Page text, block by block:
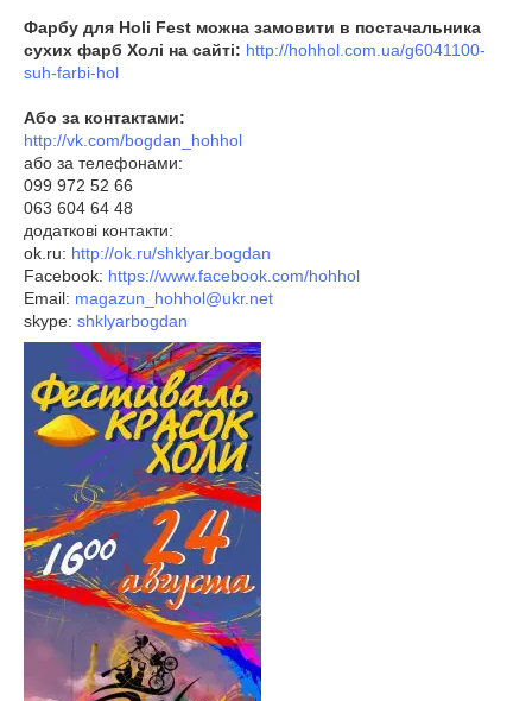
Фарбу для Holi Fest можна замовити в постачальника
сухих фарб Холі на сайті: http://hohhol.com.ua/g6041100-
suh-farbi-hol
Або за контактами:
http://vk.com/bogdan_hohhol
або за телефонами:
099 972 52 66
063 604 64 48
додаткові контакти:
ok.ru: http://ok.ru/shklyar.bogdan
Facebook: https://www.facebook.com/hohhol
Email: magazun_hohhol@ukr.net
skype: shklyarbogdan